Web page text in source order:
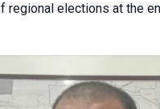
regional elections at the